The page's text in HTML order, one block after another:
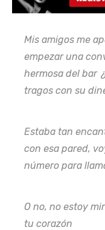
Mis amigos me
empezar una
hermosa del bar
tragos con su
Estaba tan
con esa pared,
número para
O no, no estoy
tu corazón